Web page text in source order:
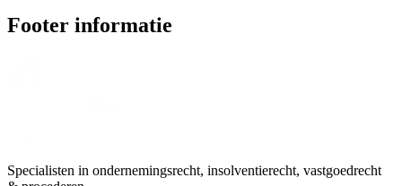
Footer informatie
Specialisten in ondernemingsrecht, insolventierecht, vastgoedrecht